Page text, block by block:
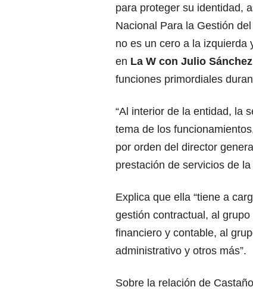
para proteger su identidad,
Nacional Para la Gestión
no es un cero a la izquierda
en La W con Julio
funciones primordiales
“Al interior de la entidad, la
tema de los
por orden del director
prestación de servicios de
Explica que ella “tiene a
gestión contractual, al grupo
financiero y contable, al
administrativo y otros más”.
Sobre la relación de